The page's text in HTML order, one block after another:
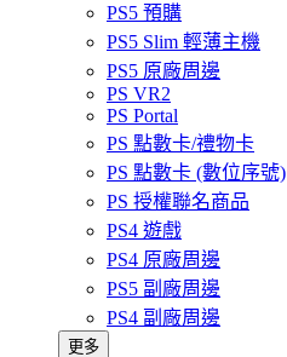
PS5 預購
PS5 Slim 輕薄主機
PS5 原廠周邊
PS VR2
PS Portal
PS 點數卡/禮物卡
PS 點數卡 (數位序號)
PS 授權聯名商品
PS4 遊戲
PS4 原廠周邊
PS5 副廠周邊
PS4 副廠周邊
更多